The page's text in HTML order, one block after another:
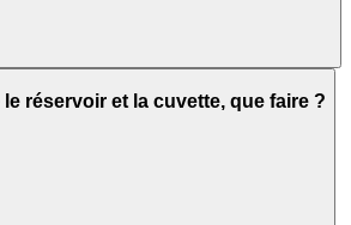
réservoir et la cuvette, que faire ?